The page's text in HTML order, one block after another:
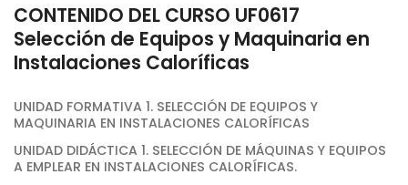
CONTENIDO DEL CURSO UF0617
Selección de Equipos y Maquinaria en
Instalaciones Caloríficas
UNIDAD FORMATIVA 1. SELECCIÓN DE EQUIPOS Y
MAQUINARIA EN INSTALACIONES CALORÍFICAS
UNIDAD DIDÁCTICA 1. SELECCIÓN DE MÁQUINAS Y EQUIPOS
A EMPLEAR EN INSTALACIONES CALORÍFICAS.